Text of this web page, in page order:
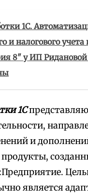
1С.
и налогового
8" у ИП
1С
и
является